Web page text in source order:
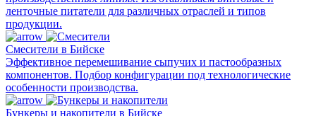
ленточные питатели для различных отраслей и типов
продукции.
Смесители в Бийске
Эффективное перемешивание сыпучих и пастообразных
компонентов. Подбор конфигурации под технологические
особенности производства.
Бункеры и накопители в Бийске